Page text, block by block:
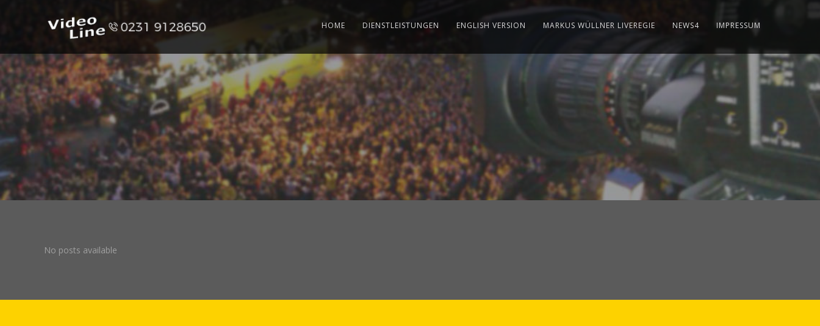
HOME DIENSTLEISTUNGEN ENGLISH VERSION MARKUS WÜLLNER LIVEREGIE NEWS4 IMPRESSUM
No posts available